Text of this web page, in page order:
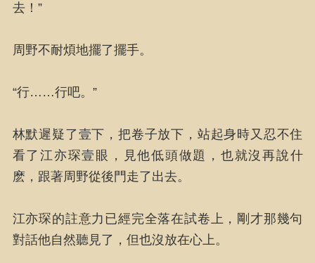
去！”
周野不耐煩地擺了擺手。
“行……行吧。”
林默遲疑了壹下，把卷子放下，站起身時又忍不住
看了江亦琛壹眼，見他低頭做題，也就沒再說什
麽，跟著周野從後門走了出去。
江亦琛的註意力已經完全落在試卷上，剛才那幾句
對話他自然聽見了，但也沒放在心上。